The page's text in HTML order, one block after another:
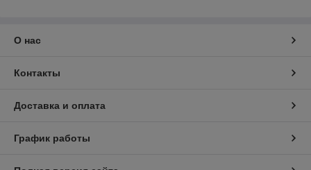
О нас
Контакты
Доставка и оплата
График работы